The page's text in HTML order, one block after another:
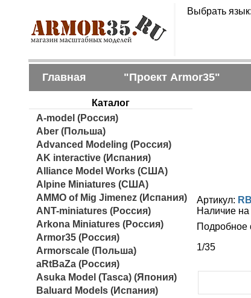
Выбрать язык:
Главная "Проект Armor35"
Каталог
A-model (Россия)
Aber (Польша)
Advanced Modeling (Россия)
AK interactive (Испания)
Alliance Model Works (США)
Alpine Miniatures (США)
AMMO of Mig Jimenez (Испания)
ANT-miniatures (Россия)
Arkona Miniatures (Россия)
Armor35 (Россия)
Armorscale (Польша)
aRtBaZa (Россия)
Asuka Model (Tasca) (Япония)
Baluard Models (Испания)
Артикул:
Наличие на
Подробное
1/35